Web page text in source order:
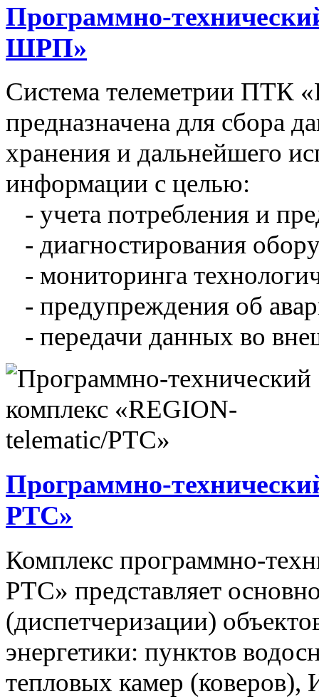
Программно-
ШРП»
Система телеметрии ПТК
предназначена для сбора
хранения и дальнейшего
информации с целью:
- учета потребления и
- диагностирования
- мониторинга
- предупреждения об
- передачи данных во
Программно-
РТС»
Комплекс программно-
РТС» представляет
(диспетчеризации)
энергетики: пунктов
тепловых камер